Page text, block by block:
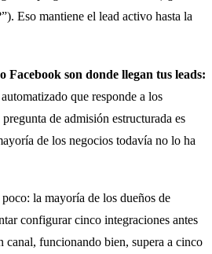
Eso mantiene el lead activo hasta la
Facebook son donde llegan tus leads:
que responde a los
de admisión estructurada es
de los negocios todavía no lo ha
la mayoría de los dueños de
configurar cinco integraciones antes
canal, funcionando bien, supera a cinco